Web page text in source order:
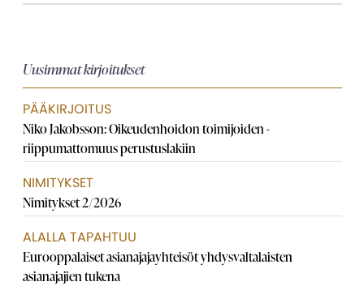
Uusimmat kirjoitukset
PÄÄKIRJOITUS
Niko Jakobsson: Oikeudenhoidon toimijoiden ­
riippumattomuus perustuslakiin
NIMITYKSET
Nimitykset 2/2026
ALALLA TAPAHTUU
Eurooppalaiset asianajaja­yhteisöt yhdysvaltalaisten
asianajajien tukena